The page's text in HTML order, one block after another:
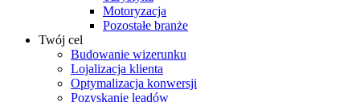
Motoryzacja
Pozostałe branże
Twój cel
Budowanie wizerunku
Lojalizacja klienta
Optymalizacja konwersji
Pozyskanie leadów